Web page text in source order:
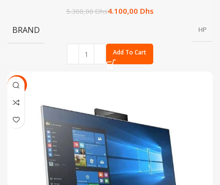
5.300,00Dhs4.100,00 Dhs
BRAND HP
Add To Cart
SALE